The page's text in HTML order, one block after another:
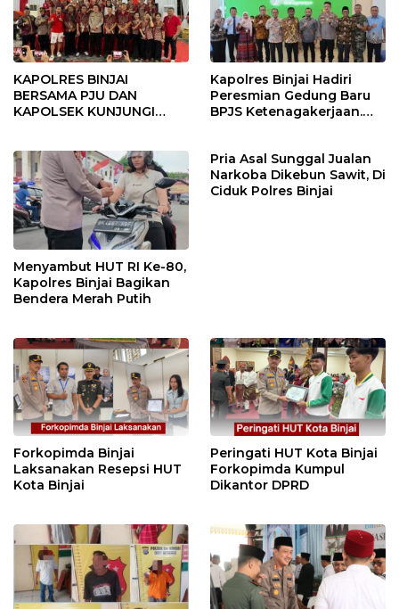
KAPOLRES BINJAI
BERSAMA PJU DAN
KAPOLSEK KUNJUNGI
Kapolres Binjai Hadiri
Peresmian Gedung Baru
BPJS Ketenagakerjaan.
Menyambut HUT RI Ke-80,
Kapolres Binjai Bagikan
Bendera Merah Putih
Pria Asal Sunggal Jualan
Narkoba Dikebun Sawit, Di
Ciduk Polres Binjai
Forkopimda Binjai
Laksanakan Resepsi HUT
Kota Binjai
Peringati HUT Kota Binjai
Forkopimda Kumpul
Dikantor DPRD